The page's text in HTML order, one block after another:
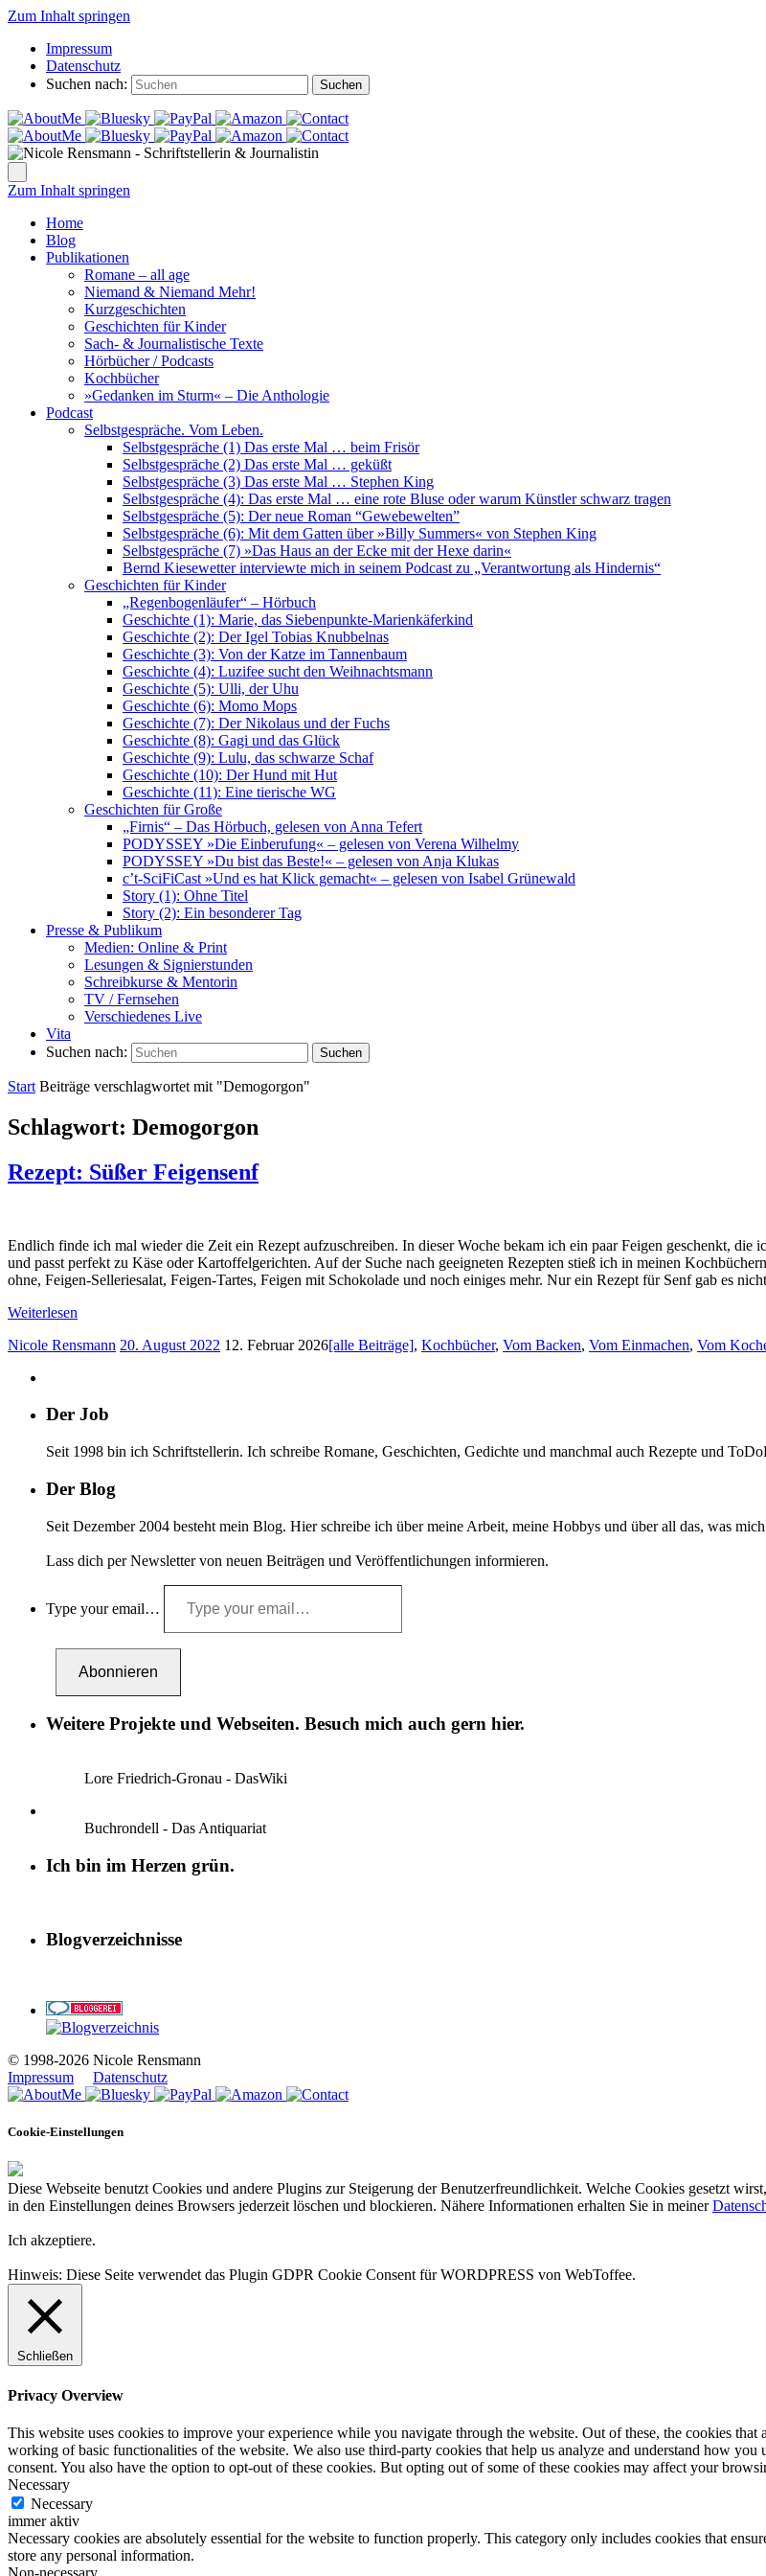
Zum Inhalt springen
Impressum
Datenschutz
Suchen nach:
Suchen
Zum Inhalt springen
Home
Blog
Publikationen
Romane – all age
Niemand & Niemand Mehr!
Kurzgeschichten
Geschichten für Kinder
Sach- & Journalistische Texte
Hörbücher / Podcasts
Kochbücher
»Gedanken im Sturm« – Die Anthologie
Podcast
Selbstgespräche. Vom Leben.
Selbstgespräche (1) Das erste Mal … beim Frisör
Selbstgespräche (2) Das erste Mal … geküßt
Selbstgespräche (3) Das erste Mal … Stephen King
Selbstgespräche (4): Das erste Mal … eine rote Bluse oder warum Künstler schwarz tragen
Selbstgespräche (5): Der neue Roman “Gewebewelten”
Selbstgespräche (6): Mit dem Gatten über »Billy Summers« von Stephen King
Selbstgespräche (7) »Das Haus an der Ecke mit der Hexe darin«
Bernd Kiesewetter interviewte mich in seinem Podcast zu „Verantwortung als Hindernis“
Geschichten für Kinder
„Regenbogenläufer“ – Hörbuch
Geschichte (1): Marie, das Siebenpunkte-Marienkäferkind
Geschichte (2): Der Igel Tobias Knubbelnas
Geschichte (3): Von der Katze im Tannenbaum
Geschichte (4): Luzifee sucht den Weihnachtsmann
Geschichte (5): Ulli, der Uhu
Geschichte (6): Momo Mops
Geschichte (7): Der Nikolaus und der Fuchs
Geschichte (8): Gagi und das Glück
Geschichte (9): Lulu, das schwarze Schaf
Geschichte (10): Der Hund mit Hut
Geschichte (11): Eine tierische WG
Geschichten für Große
„Firnis“ – Das Hörbuch, gelesen von Anna Tefert
PODYSSEY »Die Einberufung« – gelesen von Verena Wilhelmy
PODYSSEY »Du bist das Beste!« – gelesen von Anja Klukas
c’t-SciFiCast »Und es hat Klick gemacht« – gelesen von Isabel Grünewald
Story (1): Ohne Titel
Story (2): Ein besonderer Tag
Presse & Publikum
Medien: Online & Print
Lesungen & Signierstunden
Schreibkurse & Mentorin
TV / Fernsehen
Verschiedenes Live
Vita
Suchen nach:
Suchen
Start Beiträge verschlagwortet mit "Demogorgon"
Schlagwort: Demogorgon
Rezept: Süßer Feigensenf
Endlich finde ich mal wieder die Zeit ein Rezept aufzuschreiben. In dieser Woche bekam ich ein paar Feigen geschenkt, die
und passt perfekt zu Käse oder Kartoffelgerichten. Auf der Suche nach geeigneten Rezepten stieß ich in meinen
ohne, Feigen-Selleriesalat, Feigen-Tartes, Feigen mit Schokolade und noch einiges mehr. Nur ein Rezept für Senf gab es
Weiterlesen
Nicole Rensmann 20. August 2022 12. Februar 2026[alle Beiträge], Kochbücher, Vom Backen, Vom Einmachen, Vom
Der Job
Seit 1998 bin ich Schriftstellerin. Ich schreibe Romane, Geschichten, Gedichte und manchmal auch Rezepte und
Der Blog
Seit Dezember 2004 besteht mein Blog. Hier schreibe ich über meine Arbeit, meine Hobbys und über all das, was
Lass dich per Newsletter von neuen Beiträgen und Veröffentlichungen informieren.
Type your email…
Abonnieren
Weitere Projekte und Webseiten. Besuch mich auch gern hier.
Lore Friedrich-Gronau - DasWiki
Buchrondell - Das Antiquariat
Ich bin im Herzen grün.
Blogverzeichnisse
© 1998-2026 Nicole Rensmann
Impressum
Datenschutz
Cookie-Einstellungen
Diese Webseite benutzt Cookies und andere Plugins zur Steigerung der Benutzerfreundlichkeit. Welche Cookies gesetzt
in den Einstellungen deines Browsers jederzeit löschen und blockieren. Nähere Informationen erhalten Sie in meiner
Ich akzeptiere.
Hinweis: Diese Seite verwendet das Plugin GDPR Cookie Consent für WORDPRESS von WebToffee.
Schließen
Privacy Overview
This website uses cookies to improve your experience while you navigate through the website. Out of these, the cookies that
working of basic functionalities of the website. We also use third-party cookies that help us analyze and understand how
consent. You also have the option to opt-out of these cookies. But opting out of some of these cookies may affect your
Necessary
Necessary
immer aktiv
Necessary cookies are absolutely essential for the website to function properly. This category only includes cookies that
store any personal information.
Non-necessary